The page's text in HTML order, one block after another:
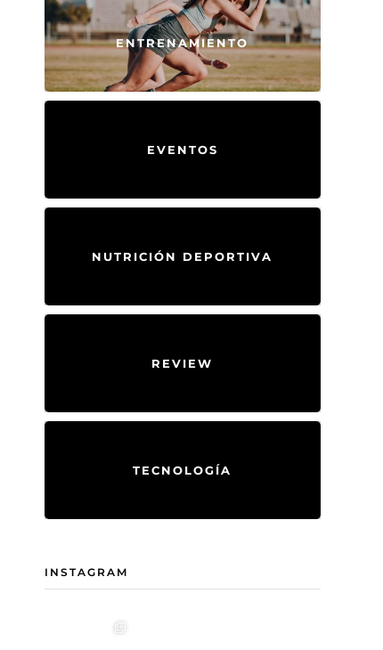
ENTRENAMIENTO
EVENTOS
NUTRICIÓN DEPORTIVA
REVIEW
TECNOLOGÍA
INSTAGRAM